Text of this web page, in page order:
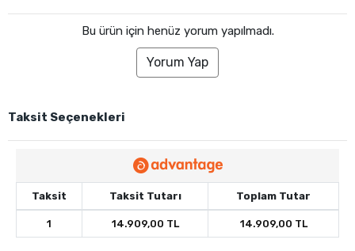
Bu ürün için henüz yorum yapılmadı.
Yorum Yap
Taksit Seçenekleri
Taksit Taksit Tutarı Toplam Tutar
1 14.909,00 TL 14.909,00 TL